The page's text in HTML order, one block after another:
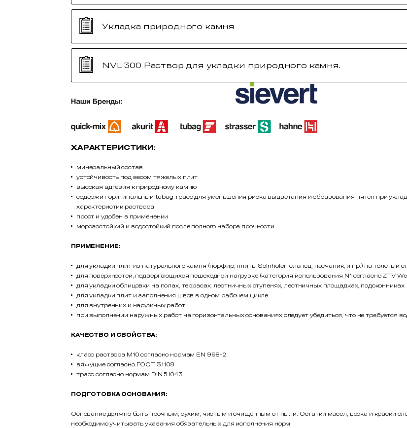
Укладка природного камня
NVL 300 Раствор для укладки природного камня.
ХАРАКТЕРИСТИКИ:
минеральный состав
устойчивость под весом тяжелых плит
высокая адгезия к природному камню
содержит оригинальный tubag трасс для уменьшения риска выцветания и образования пятен при
характеристик раствора
прост и удобен в применении
морозостойкий и водостойкий после полного набора прочности
ПРИМЕНЕНИЕ:
для укладки плит из натурального камня (порфир, плиты Solnhofer, сланец, песчаник, и пр.) на толстый
для поверхностей, подвергающихся пешеходной нагрузке (категория использования N1 согласно ZTV
для укладки облицовки на полах, террасах, лестничных ступенях, лестничных площадках, подоконниках
для укладки плит и заполнения швов в одном рабочем цикле
для внутренних и наружных работ
при выполнении наружных работ на горизонтальных основаниях следует убедиться, что не требуется
КАЧЕСТВО И СВОЙСТВА:
класс раствора М10 согласно нормам EN 998-2
вяжущие согласно ГОСТ 31108
трасс согласно нормам DIN 51043
ПОДГОТОВКА ОСНОВАНИЯ:
Основание должно быть прочным, сухим, чистым и очищенным от пыли. Остатки масел, воска и краски
необходимо учитывать указания обязательных для исполнения норм.